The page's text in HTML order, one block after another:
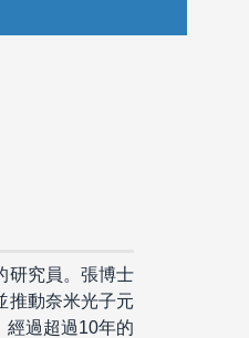
研究員。張博士
推動奈米光子元
經過超過10年的